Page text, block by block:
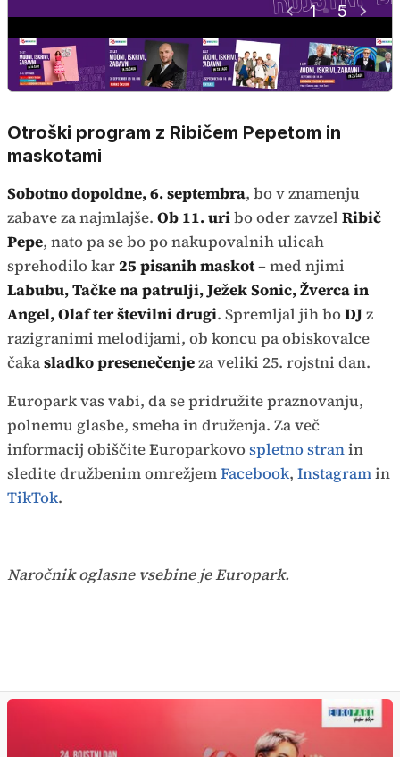
1 5
Otroški program z Ribičem Pepetom in
maskotami
Sobotno dopoldne, 6. septembra, bo v znamenju
zabave za najmlajše. Ob 11. uribo oder zavzel Ribič
Pepe, nato pa se bo po nakupovalnih ulicah
sprehodilo kar 25 pisanih maskot– med njimi
Labubu, Tačke na patrulji, Ježek Sonic, Žverca in
Angel, Olaf ter številni drugi. Spremljal jih boDJz
razigranimi melodijami, ob koncu pa obiskovalce
čakasladko presenečenjeza veliki 25. rojstni dan.
Europark vas vabi, da se pridružite praznovanju,
polnemu glasbe, smeha in druženja. Za več
informacij obiščite Europarkovospletno stranin
sledite družbenim omrežjemFacebook, Instagramin
TikTok.
Naročnik oglasne vsebine je Europark.